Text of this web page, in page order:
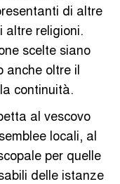
di altre
altre religioni.
scelte siano
anche oltre il
continuità.
al vescovo
locali, al
per quelle
delle istanze